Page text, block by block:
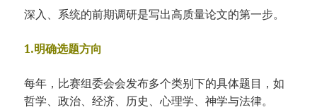
深入、系统的前期调研是写出高质量论文的第一步。
1.明确选题方向
每年，比赛组委会会发布多个类别下的具体题目，如
哲学、政治、经济、历史、心理学、神学与法律。